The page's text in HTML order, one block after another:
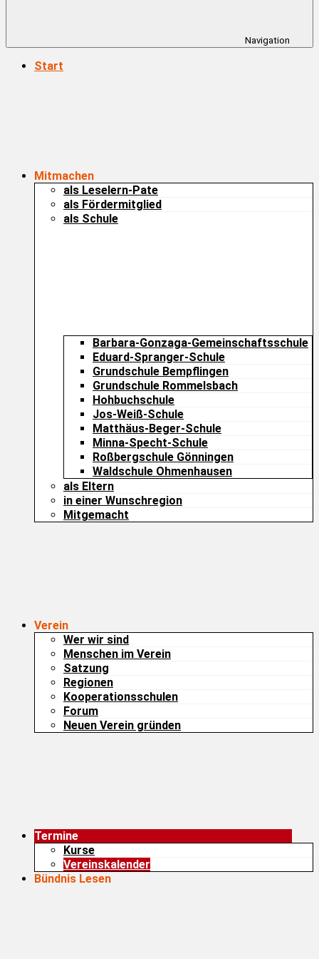
Navigation
Start
Mitmachen
als Leselern-Pate
als Fördermitglied
als Schule
Barbara-Gonzaga-Gemeinschaftsschule
Eduard-Spranger-Schule
Grundschule Bempflingen
Grundschule Rommelsbach
Hohbuchschule
Jos-Weiß-Schule
Matthäus-Beger-Schule
Minna-Specht-Schule
Roßbergschule Gönningen
Waldschule Ohmenhausen
als Eltern
in einer Wunschregion
Mitgemacht
Verein
Wer wir sind
Menschen im Verein
Satzung
Regionen
Kooperationsschulen
Forum
Neuen Verein gründen
Termine
Kurse
Vereinskalender
Bündnis Lesen